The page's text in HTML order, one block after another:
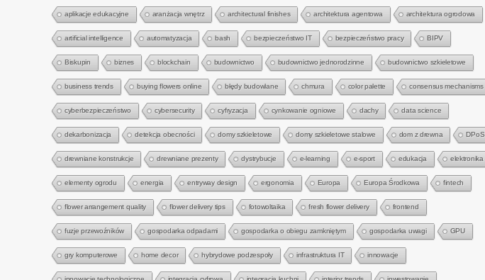
aplikacje edukacyjne aranżacja wnętrz architectural finishes architektura agentowa architektura ogrodowa
artificial intelligence automatyzacja bash bezpieczeństwo IT bezpieczeństwo pracy BIPV
Biskupin biznes blockchain budownictwo budownictwo jednorodzinne budownictwo szkieletowe
business trends buying flowers online błędy budowlane chmura color palette consensus mechanisms
cyberbezpieczeństwo cybersecurity cyfryzacja cynkowanie ogniowe dachy data science
dekarbonizacja detekcja obecności domy szkieletowe domy szkieletowe stalowe dom z drewna DPoS
drewniane konstrukcje drewniane prezenty dystrybucje e-learning e-sport edukacja elektronika
elementy ogrodu energia entryway design ergonomia Europa Europa Środkowa fintech
flower arrangement quality flower delivery tips fotowoltaika fresh flower delivery frontend
fuzje przewoźników gospodarka odpadami gospodarka o obiegu zamkniętym gospodarka uwagi GPU
gry komputerowe home decor hybrydowe podzespoły infrastruktura IT innowacje